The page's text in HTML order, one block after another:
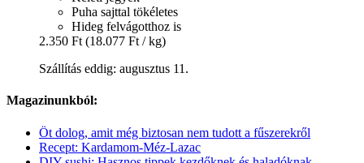
Puha sajttal tökéletes
Hideg felvágotthoz is
2.350 Ft (18.077 Ft / kg)
Szállítás eddig: augusztus 11.
Magazinunkból:
Öt dolog, amit még biztosan nem tudott a fűszerekről
Recept: Kardamom-Méz-Lazac